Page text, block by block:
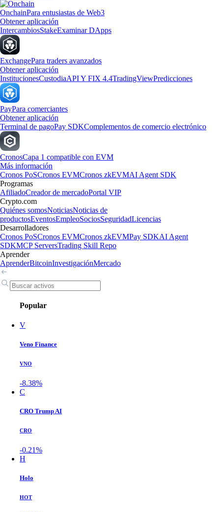
OnchainPara entusiastas de Web3
Obtener aplicación
IntercambiosStakeExaminar DApps
ExchangePara traders avanzados
Obtener aplicación
InstitucionesCustodiaAPI Y FIX 4.4TradingViewPredicciones
PayPara comerciantes
Obtener aplicación
Terminal de pagoPay SDKComplementos de comercio electrónico
CronosCapa 1 compatible con EVM
Más información
Cronos PoSCronos EVMCronos zkEVMAI Agent SDK
Programas
AfiliadoCreador de mercadoPortal VIP
Crypto.com
Quiénes somosNoticiasNoticias de
productosEventosEmpleoSociosSeguridadLicencias
Desarrolladores
Cronos PoSCronos EVMCronos zkEVMPay SDKAI Agent
SDKMCP ServersTrading Skill Repo
Aprender
AprenderBitcoinInvestigaciónMercado
Popular
V
Veno Finance
VNO
-8.38%
C
CRO Trump AI
CRO
-0.21%
H
Holo
HOT